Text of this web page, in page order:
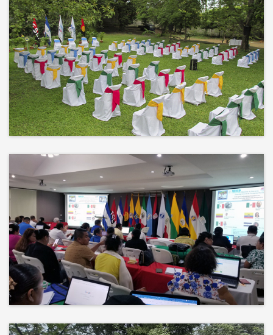
No hay mejor techo que el cielo ni
mejor decorado que la naturaleza.